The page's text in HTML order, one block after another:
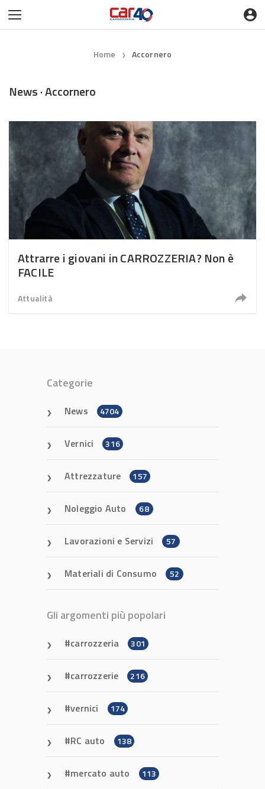
Home ❯ Accornero
News · Accornero
Attrarre i giovani in CARROZZERIA? Non è
FACILE
Attualità
Categorie
News 4704
Vernici 316
Attrezzature 157
Noleggio Auto 68
Lavorazioni e Servizi 57
Materiali di Consumo 52
Gli argomenti più popolari
carrozzeria 301
carrozzerie 216
vernici 174
RC auto 138
mercato auto 113